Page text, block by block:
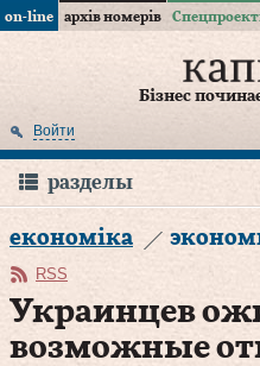
on-line архів номерів
Бізнес
Войти
разделы
економіка
RSS
Украинцев
возможные